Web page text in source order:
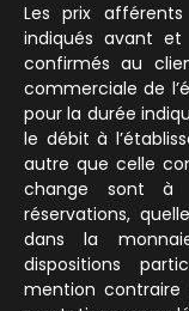
Les prix
indiqués avant
confirmés au
commerciale de
pour la durée
le débit à
autre que celle
change sont à
réservations,
dans la
dispositions
mention contraire